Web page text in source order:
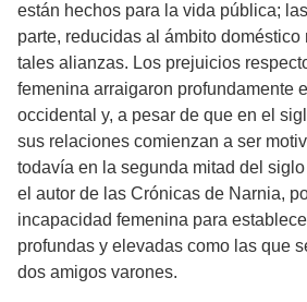
están hechos para la vida pública;
parte, reducidas al ámbito doméstico
tales alianzas. Los prejuicios
femenina arraigaron profundamente
occidental y, a pesar de que en el
sus relaciones comienzan a ser
todavía en la segunda mitad del
el autor de las Crónicas de Narnia,
incapacidad femenina para
profundas y elevadas como las que
dos amigos varones.